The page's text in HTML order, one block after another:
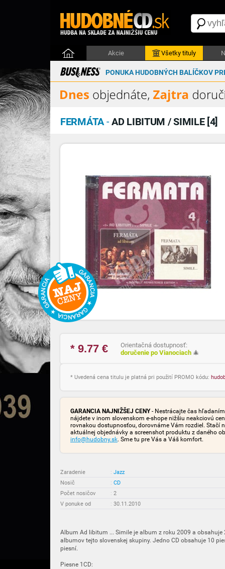
Akcie Všetky tituly
PONUKA HUDOBNÝCH BALÍČKOV
FERMÁTA-AD LIBITUM / SIMILE [4]
* 9.77 €
Orientačná dostupnosť:
doručenie po Vianociach 🎄
* Uvedená cena titulu je platná pri použití PROMO kódu:
GARANCIA NAJNIŽŠEJ CENY- Nestrácajte čas
nájdete v inom slovenskom e-shope nižšiu neakciovú
rovnakou dostupnosťou, dorovnáme Vám rozdiel. Stačí
aktuálnej objednávky a screenshot produktu z daného
info@hudobny.sk. Sme tu pre Vás a Váš komfort.
Zaradenie : Jazz
Nosič
: CD
Počet nosičov
: 2
V ponuke od
: 30.11.2010
Album Ad libitum ... Simile je album z roku 2009 a obsahuje
albumov tejto slovenskej skupiny. Jedno CD obsahuje 10
piesní.
Piesne 1CD: